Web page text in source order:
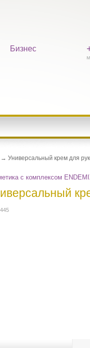
Бизнес
→ Универсальный крем для
с комплексом